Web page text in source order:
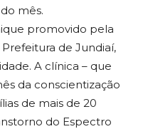
mês.
promovido pela
de Jundiaí,
A clínica – que
da conscientização
de mais de 20
do Espectro